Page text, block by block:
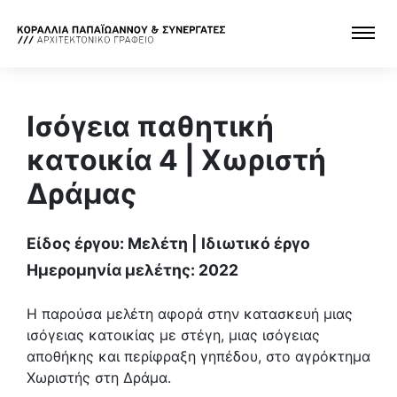
Ισόγεια παθητική
κατοικία 4 | Χωριστή
Δράμας
Είδος έργου: Μελέτη | Ιδιωτικό έργο
Ημερομηνία μελέτης: 2022
Η παρούσα μελέτη αφορά στην κατασκευή μιας
ισόγειας κατοικίας με στέγη, μιας ισόγειας
αποθήκης και περίφραξη γηπέδου, στο αγρόκτημα
Χωριστής στη Δράμα.